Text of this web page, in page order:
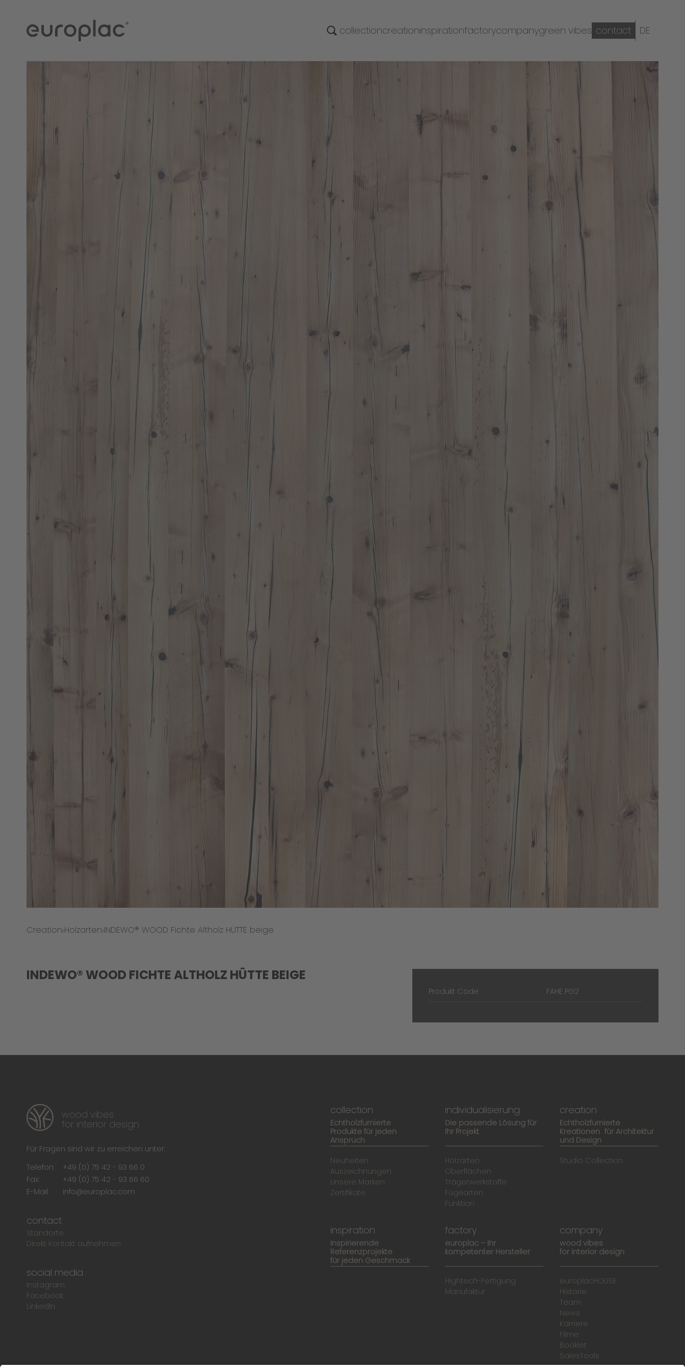
collectioncreationinspirationfactorycompanygreen vibes contact DE
Creation Holzarten INDEWO® WOOD Fichte Altholz HÜTTE beige
INDEWO® WOOD FICHTE ALTHOLZ HÜTTE BEIGE
Produkt Code FAHE PG2
wood vibes
for interior design
Für Fragen sind wir zu erreichen unter:
Telefon:
+49 (0) 75 42 - 93 66 0
Fax:
+49 (0) 75 42 - 93 66 60
E-Mail:
info@europlac.com
contact
Standorte
Direkt Kontakt aufnehmen
social media
Instagram
Facebook
LinkedIn
collection
Echtholzfurnierte
Produkte für jeden
Anspruch
Neuheiten
Auszeichnungen
Unsere Marken
Zertifikate
individualisierung
Die passende Lösung für
Ihr Projekt
Holzarten
Oberflächen
Trägerwerkstoffe
Fügearten
Funktion
creation
Echtholzfurnierte
Kreationen für Architektur
und Design
Studio Collection
inspiration
Inspirierende
Referenzprojekte
für jeden Geschmack
factory
europlac – Ihr
kompetenter Hersteller
Hightech-Fertigung
Manufaktur
company
wood vibes
for interior design
europlacHOUSE
Historie
Team
News
Karriere
Filme
Booklet
SalesTools